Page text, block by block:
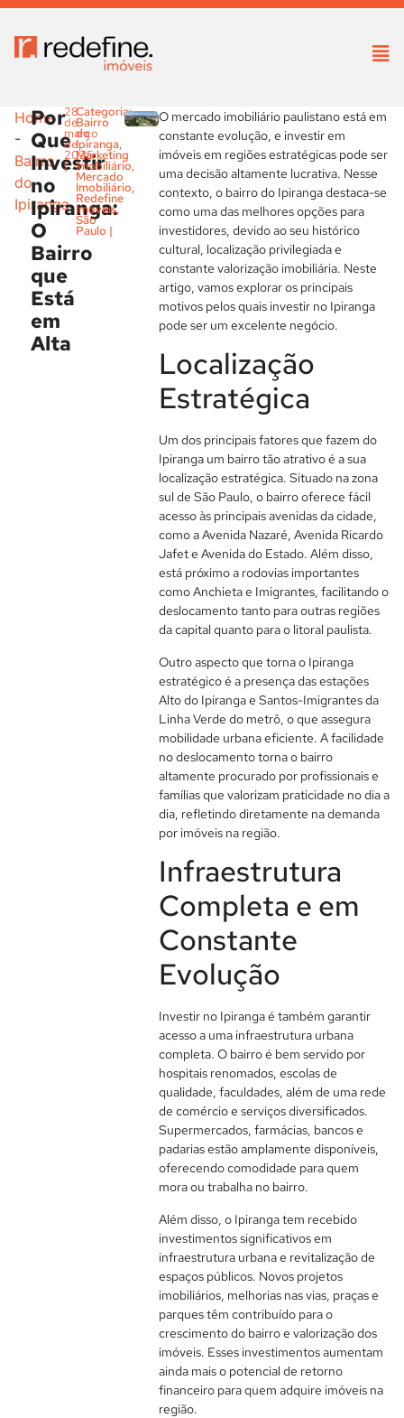
Home
-
Bairro
do
Ipiranga
Por
Que
Investir
no
Ipiranga:
O
Bairro
que
Está
em
Alta
28
de
março
de
2025
|
Categoria:
Bairro
do
Ipiranga,
Marketing
Imobiliário,
Mercado
Imobiliário,
Redefine
Imóveis,
São
Paulo |
O mercado imobiliário paulistano está em
constante evolução, e investir em
imóveis em regiões estratégicas pode ser
uma decisão altamente lucrativa. Nesse
contexto, o bairro do Ipiranga destaca-se
como uma das melhores opções para
investidores, devido ao seu histórico
cultural, localização privilegiada e
constante valorização imobiliária. Neste
artigo, vamos explorar os principais
motivos pelos quais investir no Ipiranga
pode ser um excelente negócio.
Localização
Estratégica
Um dos principais fatores que fazem do
Ipiranga um bairro tão atrativo é a sua
localização estratégica. Situado na zona
sul de São Paulo, o bairro oferece fácil
acesso às principais avenidas da cidade,
como a Avenida Nazaré, Avenida Ricardo
Jafet e Avenida do Estado. Além disso,
está próximo a rodovias importantes
como Anchieta e Imigrantes, facilitando o
deslocamento tanto para outras regiões
da capital quanto para o litoral paulista.
Outro aspecto que torna o Ipiranga
estratégico é a presença das estações
Alto do Ipiranga e Santos-Imigrantes da
Linha Verde do metrô, o que assegura
mobilidade urbana eficiente. A facilidade
no deslocamento torna o bairro
altamente procurado por profissionais e
famílias que valorizam praticidade no dia a
dia, refletindo diretamente na demanda
por imóveis na região.
Infraestrutura
Completa e em
Constante
Evolução
Investir no Ipiranga é também garantir
acesso a uma infraestrutura urbana
completa. O bairro é bem servido por
hospitais renomados, escolas de
qualidade, faculdades, além de uma rede
de comércio e serviços diversificados.
Supermercados, farmácias, bancos e
padarias estão amplamente disponíveis,
oferecendo comodidade para quem
mora ou trabalha no bairro.
Além disso, o Ipiranga tem recebido
investimentos significativos em
infraestrutura urbana e revitalização de
espaços públicos. Novos projetos
imobiliários, melhorias nas vias, praças e
parques têm contribuído para o
crescimento do bairro e valorização dos
imóveis. Esses investimentos aumentam
ainda mais o potencial de retorno
financeiro para quem adquire imóveis na
região.